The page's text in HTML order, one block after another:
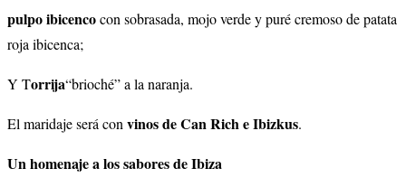
pulpo ibicencocon sobrasada, mojo verde y puré cremoso de patata
roja ibicenca;
Y Torrija“brioché” a la naranja.
El maridaje será con vinos de Can Rich e Ibizkus.
Un homenaje a los sabores de Ibiza